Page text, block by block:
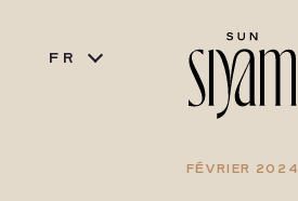
FR
FÉVRIER 2024